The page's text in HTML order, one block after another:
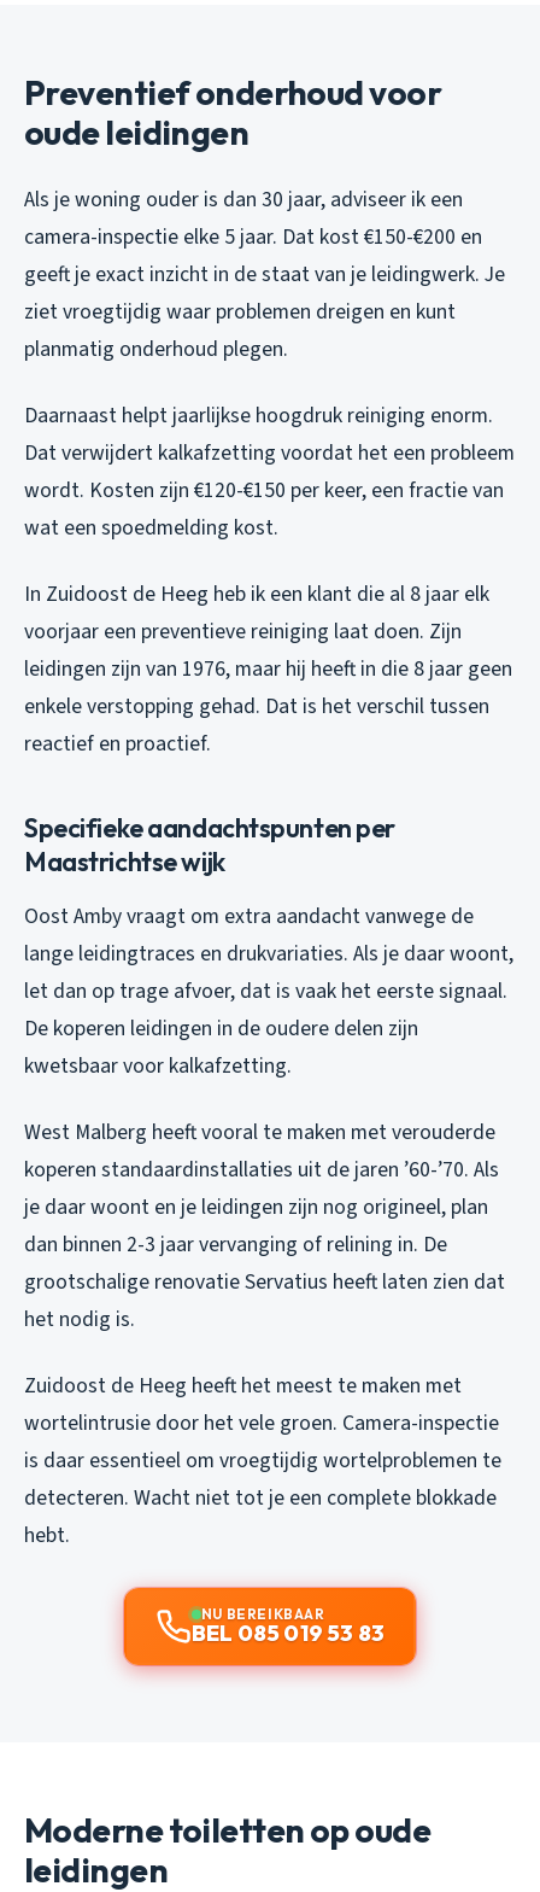
Preventief onderhoud voor
oude leidingen
Als je woning ouder is dan 30 jaar, adviseer ik een
camera-inspectie elke 5 jaar. Dat kost €150-€200 en
geeft je exact inzicht in de staat van je leidingwerk. Je
ziet vroegtijdig waar problemen dreigen en kunt
planmatig onderhoud plegen.
Daarnaast helpt jaarlijkse hoogdruk reiniging enorm.
Dat verwijdert kalkafzetting voordat het een probleem
wordt. Kosten zijn €120-€150 per keer, een fractie van
wat een spoedmelding kost.
In Zuidoost de Heeg heb ik een klant die al 8 jaar elk
voorjaar een preventieve reiniging laat doen. Zijn
leidingen zijn van 1976, maar hij heeft in die 8 jaar geen
enkele verstopping gehad. Dat is het verschil tussen
reactief en proactief.
Specifieke aandachtspunten per
Maastrichtse wijk
Oost Amby vraagt om extra aandacht vanwege de
lange leidingtraces en drukvariaties. Als je daar woont,
let dan op trage afvoer, dat is vaak het eerste signaal.
De koperen leidingen in de oudere delen zijn
kwetsbaar voor kalkafzetting.
West Malberg heeft vooral te maken met verouderde
koperen standaardinstallaties uit de jaren ’60-’70. Als
je daar woont en je leidingen zijn nog origineel, plan
dan binnen 2-3 jaar vervanging of relining in. De
grootschalige renovatie Servatius heeft laten zien dat
het nodig is.
Zuidoost de Heeg heeft het meest te maken met
wortelintrusie door het vele groen. Camera-inspectie
is daar essentieel om vroegtijdig wortelproblemen te
detecteren. Wacht niet tot je een complete blokkade
hebt.
NU BEREIKBAAR
BEL 085 019 53 83
Moderne toiletten op oude
leidingen